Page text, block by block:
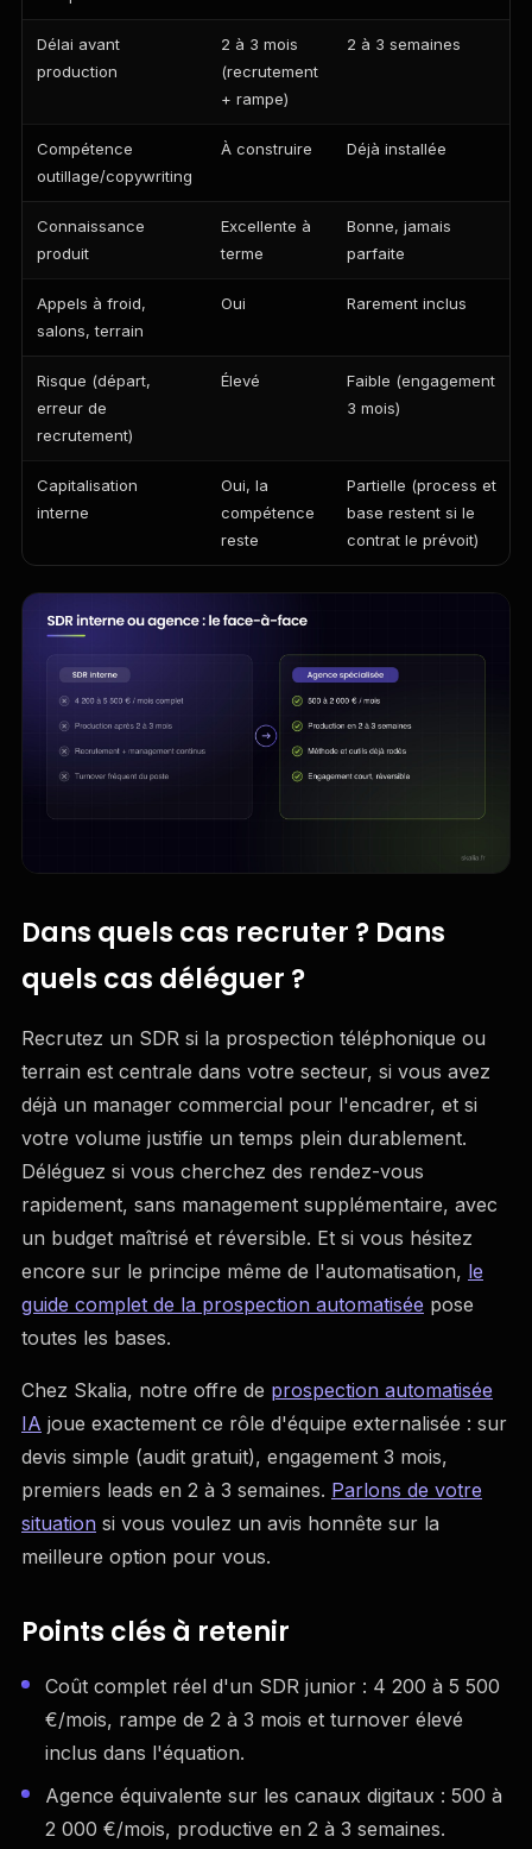
Délai avant
production
2 à 3 mois
(recrutement
+ rampe)
2 à 3 semaines
Compétence
outillage/copywriting
À construire Déjà installée
Connaissance
produit
Excellente à
terme
Bonne, jamais
parfaite
Appels à froid,
salons, terrain
Oui Rarement inclus
Risque (départ,
erreur de
recrutement)
Élevé
Faible (engagement
3 mois)
Capitalisation
interne
Oui, la
compétence
reste
Partielle (process et
base restent si le
contrat le prévoit)
Dans quels cas recruter ? Dans
quels cas déléguer ?
Recrutez un SDR si la prospection téléphonique ou
terrain est centrale dans votre secteur, si vous avez
déjà un manager commercial pour l'encadrer, et si
votre volume justifie un temps plein durablement.
Déléguez si vous cherchez des rendez-vous
rapidement, sans management supplémentaire, avec
un budget maîtrisé et réversible. Et si vous hésitez
encore sur le principe même de l'automatisation, le
guide complet de la prospection automatisée pose
toutes les bases.
Chez Skalia, notre offre de prospection automatisée
IA joue exactement ce rôle d'équipe externalisée : sur
devis simple (audit gratuit), engagement 3 mois,
premiers leads en 2 à 3 semaines. Parlons de votre
situation si vous voulez un avis honnête sur la
meilleure option pour vous.
Points clés à retenir
Coût complet réel d'un SDR junior : 4 200 à 5 500
€/mois, rampe de 2 à 3 mois et turnover élevé
inclus dans l'équation.
Agence équivalente sur les canaux digitaux : 500 à
2 000 €/mois, productive en 2 à 3 semaines.